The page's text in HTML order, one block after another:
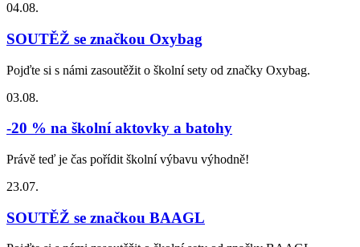
04.08.
SOUTĚŽ se značkou Oxybag
Pojďte si s námi zasoutěžit o školní sety od značky Oxybag.
03.08.
-20 % na školní aktovky a batohy
Právě teď je čas pořídit školní výbavu výhodně!
23.07.
SOUTĚŽ se značkou BAAGL